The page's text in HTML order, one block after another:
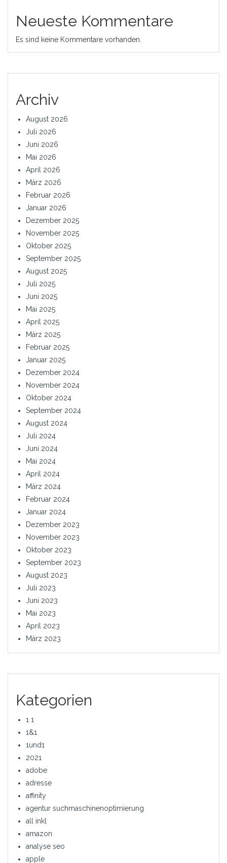
Neueste Kommentare
Es sind keine Kommentare vorhanden.
Archiv
August 2026
Juli 2026
Juni 2026
Mai 2026
April 2026
März 2026
Februar 2026
Januar 2026
Dezember 2025
November 2025
Oktober 2025
September 2025
August 2025
Juli 2025
Juni 2025
Mai 2025
April 2025
März 2025
Februar 2025
Januar 2025
Dezember 2024
November 2024
Oktober 2024
September 2024
August 2024
Juli 2024
Juni 2024
Mai 2024
April 2024
März 2024
Februar 2024
Januar 2024
Dezember 2023
November 2023
Oktober 2023
September 2023
August 2023
Juli 2023
Juni 2023
Mai 2023
April 2023
März 2023
Kategorien
1 1
1&1
1und1
2021
adobe
adresse
affinity
agentur suchmaschinenoptimierung
all inkl
amazon
analyse seo
apple